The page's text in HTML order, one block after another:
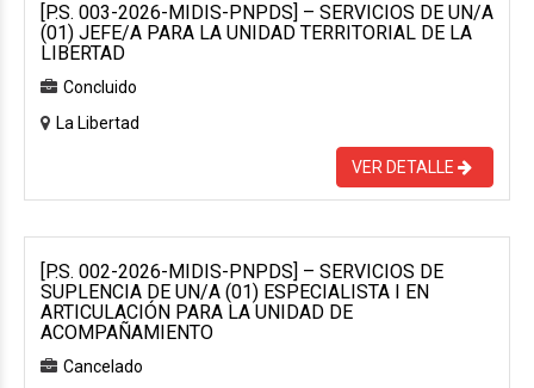
[P.S. 003-2026-MIDIS-PNPDS] – SERVICIOS DE UN/A
(01) JEFE/A PARA LA UNIDAD TERRITORIAL DE LA
LIBERTAD
Concluido
La Libertad
VER DETALLE
[P.S. 002-2026-MIDIS-PNPDS] – SERVICIOS DE
SUPLENCIA DE UN/A (01) ESPECIALISTA I EN
ARTICULACIÓN PARA LA UNIDAD DE
ACOMPAÑAMIENTO
Cancelado